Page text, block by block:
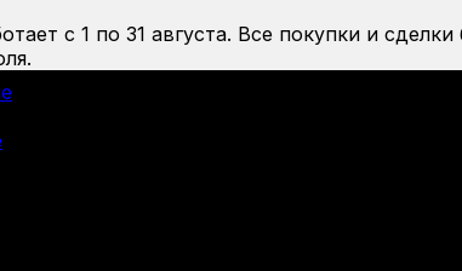
с 1 по 31 августа. Все покупки и